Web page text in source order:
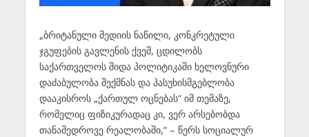
„ბრიტანული მედიის ნაწილი, კონკრეტული
ჯგუფების გავლენის ქვეშ, ცდილობს
საქართველოს შიდა პოლიტიკაში ხელოვნური
დაძაბულობა შექმნას და პასუხისმგებლობა
დააკისროს „ქართულ ოცნებას“ იმ თემაზე,
რომელიც ფიზიკურადაც კი, ვერ არსებობდა
თანამედროვე რეალობაში,“ – წერს სოციალურ